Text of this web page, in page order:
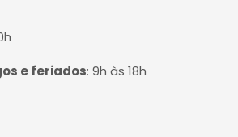
e feriados: 9h às 18h